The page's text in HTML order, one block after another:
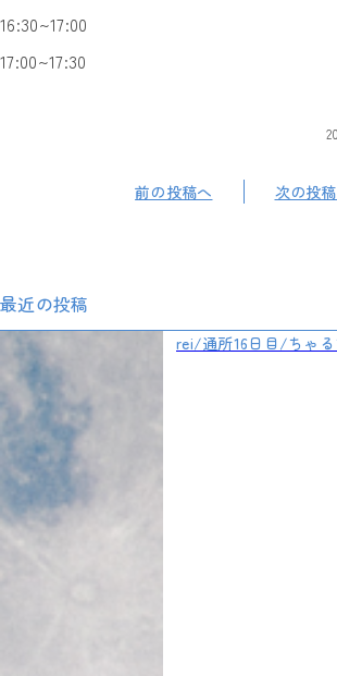
16:30~17:00
17:00~17:30
前の投稿へ 次の投
最近の投稿
rei/通所16日目/ちゃる